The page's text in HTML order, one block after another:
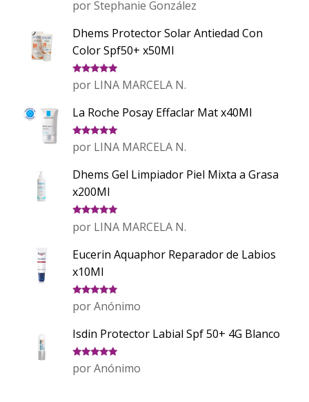
con
de 5
por Stephanie González
Dhems Protector Solar Antiedad Con
Color Spf50+ x50Ml
Valorado
con
de 5
por LINA MARCELA N.
La Roche Posay Effaclar Mat x40Ml
Valorado
con
de 5
por LINA MARCELA N.
Dhems Gel Limpiador Piel Mixta a Grasa
x200Ml
Valorado
con
de 5
por LINA MARCELA N.
Eucerin Aquaphor Reparador de Labios
x10Ml
Valorado
con
de 5
por Anónimo
Isdin Protector Labial Spf 50+ 4G Blanco
Valorado
con
de 5
por Anónimo